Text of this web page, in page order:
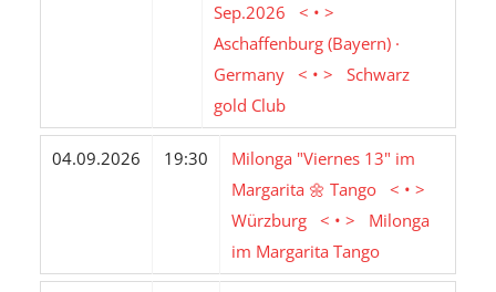
Sep.2026 < • >
Aschaffenburg (Bayern) ·
Germany < • > Schwarz
gold Club
04.09.2026 19:30
Milonga "Viernes 13" im
Margarita 🌼 Tango < • >
Würzburg < • > Milonga
im Margarita Tango